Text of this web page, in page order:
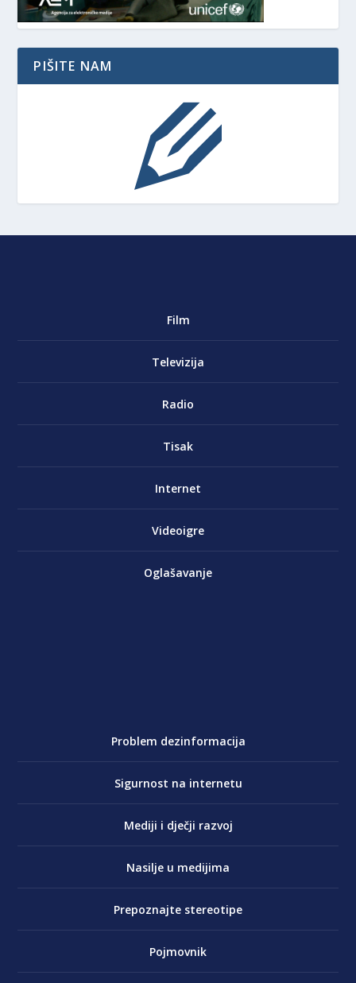
PIŠITE NAM
Film
Televizija
Radio
Tisak
Internet
Videoigre
Oglašavanje
Problem dezinformacija
Sigurnost na internetu
Mediji i dječji razvoj
Nasilje u medijima
Prepoznajte stereotipe
Pojmovnik